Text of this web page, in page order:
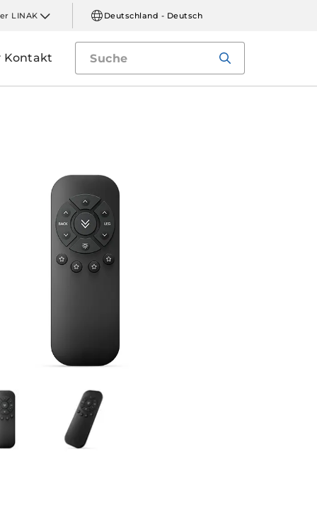
LINAK Deutschland - Deutsch
Kontakt